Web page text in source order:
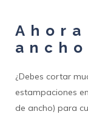
ancho
¿Debes cortar
estampaciones
de ancho) para